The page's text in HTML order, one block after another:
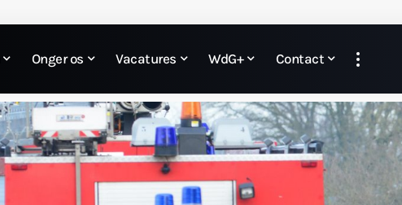
Onger os Vacatures WdG+ Contact